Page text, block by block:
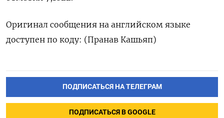
Оригинал сообщения на английском языке
доступен по коду: (Пранав Кашьяп)
ПОДПИСАТЬСЯ НА ТЕЛЕГРАМ
ПОДПИСАТЬСЯ В GOOGLE